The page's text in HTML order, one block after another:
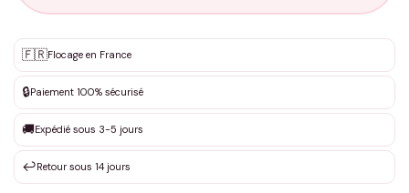
✨ Personnalisation sur mesure
DEVIS GRATUIT · Personnalisation de 3 à 10€ selon la demande
Que souhaitez-vous ?*
Votre texte / idée*
🇫🇷Flocage en France
🔒Paiement 100% sécurisé
🚚Expédié sous 3-5 jours
↩️Retour sous 14 jours